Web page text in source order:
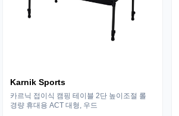
Karnik Sports
카르닉 접이식 캠핑 테이블 2단 높이조절 롤
경량 휴대용 ACT 대형, 우드